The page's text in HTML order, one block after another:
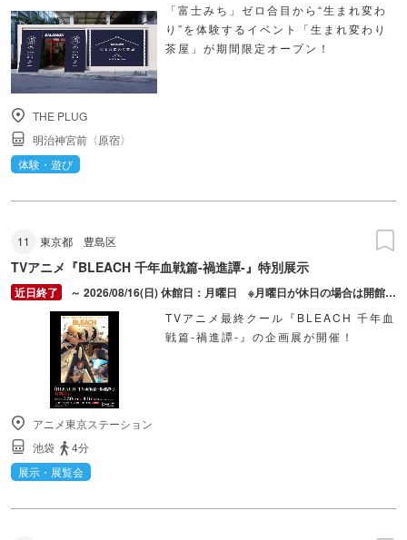
「富士みち」ゼロ合目から“生まれ変わ
り”を体験するイベント「生まれ変わり
茶屋」が期間限定オープン！
THE PLUG
明治神宮前〈原宿〉
体験・遊び
11 東京都 豊島区
TVアニメ『BLEACH 千年血戦篇‐禍進譚-』特別展示
～ 2026/08/16(日) 休館日：月曜日 ※月曜日が休日の場合は開館し、翌日を休館日とする、年末年始、臨時休館等
TVアニメ最終クール『BLEACH 千年血
戦篇-禍進譚-』の企画展が開催！
アニメ東京ステーション
池袋
4分
展示・展覧会